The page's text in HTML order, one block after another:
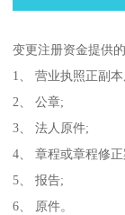
变更注册资金提供的
1、 营业执照正副
2、 公章;
3、 法人原件;
4、 章程或章程修正
5、 报告;
6、 原件。